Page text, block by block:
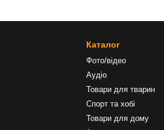
Каталог
Фото/відео
Аудіо
Товари для тварин
Спорт та хобі
Товари для дому